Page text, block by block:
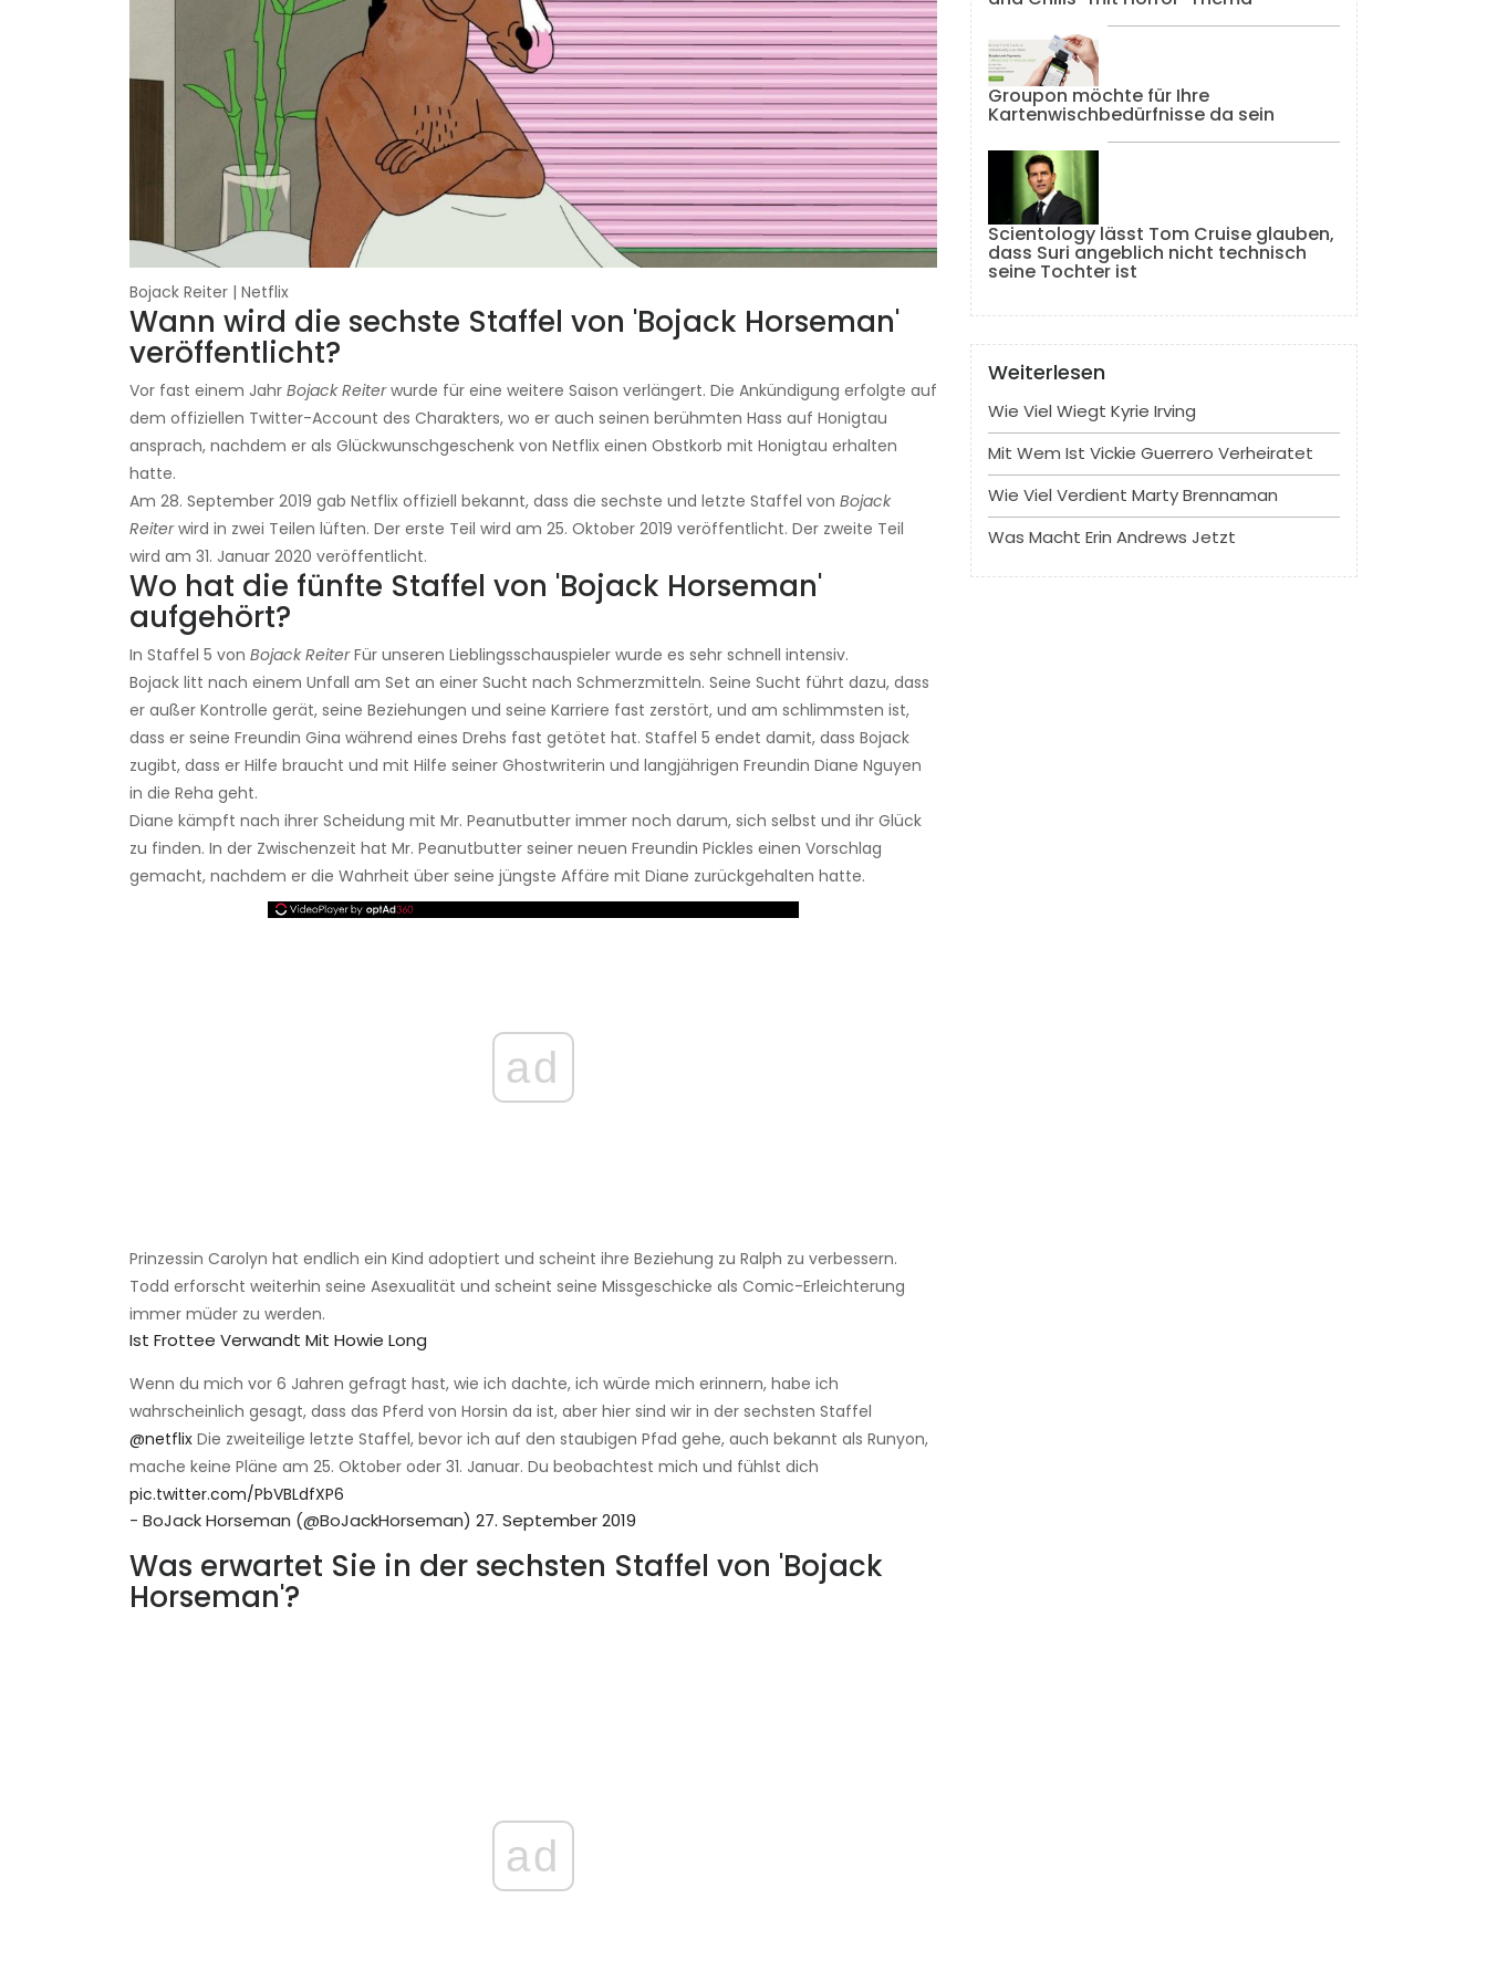
Bojack Reiter | Netflix
Wann wird die sechste Staffel von 'Bojack Horseman'
veröffentlicht?
Vor fast einem Jahr Bojack Reiterwurde für eine weitere Saison verlängert. Die Ankündigung erfolgte auf
dem offiziellen Twitter-Account des Charakters, wo er auch seinen berühmten Hass auf Honigtau
ansprach, nachdem er als Glückwunschgeschenk von Netflix einen Obstkorb mit Honigtau erhalten
hatte.
Am 28. September 2019 gab Netflix offiziell bekannt, dass die sechste und letzte Staffel von Bojack
Reiterwird in zwei Teilen lüften. Der erste Teil wird am 25. Oktober 2019 veröffentlicht. Der zweite Teil
wird am 31. Januar 2020 veröffentlicht.
Wo hat die fünfte Staffel von 'Bojack Horseman'
aufgehört?
In Staffel 5 von Bojack ReiterFür unseren Lieblingsschauspieler wurde es sehr schnell intensiv.
Bojack litt nach einem Unfall am Set an einer Sucht nach Schmerzmitteln. Seine Sucht führt dazu, dass
er außer Kontrolle gerät, seine Beziehungen und seine Karriere fast zerstört, und am schlimmsten ist,
dass er seine Freundin Gina während eines Drehs fast getötet hat. Staffel 5 endet damit, dass Bojack
zugibt, dass er Hilfe braucht und mit Hilfe seiner Ghostwriterin und langjährigen Freundin Diane Nguyen
in die Reha geht.
Diane kämpft nach ihrer Scheidung mit Mr. Peanutbutter immer noch darum, sich selbst und ihr Glück
zu finden. In der Zwischenzeit hat Mr. Peanutbutter seiner neuen Freundin Pickles einen Vorschlag
gemacht, nachdem er die Wahrheit über seine jüngste Affäre mit Diane zurückgehalten hatte.
ad
Prinzessin Carolyn hat endlich ein Kind adoptiert und scheint ihre Beziehung zu Ralph zu verbessern.
Todd erforscht weiterhin seine Asexualität und scheint seine Missgeschicke als Comic-Erleichterung
immer müder zu werden.
Ist Frottee Verwandt Mit Howie Long
Wenn du mich vor 6 Jahren gefragt hast, wie ich dachte, ich würde mich erinnern, habe ich
wahrscheinlich gesagt, dass das Pferd von Horsin da ist, aber hier sind wir in der sechsten Staffel
@netflix Die zweiteilige letzte Staffel, bevor ich auf den staubigen Pfad gehe, auch bekannt als Runyon,
mache keine Pläne am 25. Oktober oder 31. Januar. Du beobachtest mich und fühlst dich
pic.twitter.com/PbVBLdfXP6
- BoJack Horseman (@BoJackHorseman) 27. September 2019
Was erwartet Sie in der sechsten Staffel von 'Bojack
Horseman'?
ad
Groupon möchte für Ihre
Kartenwischbedürfnisse da sein
Scientology lässt Tom Cruise glauben,
dass Suri angeblich nicht technisch
seine Tochter ist
Weiterlesen
Wie Viel Wiegt Kyrie Irving
Mit Wem Ist Vickie Guerrero Verheiratet
Wie Viel Verdient Marty Brennaman
Was Macht Erin Andrews Jetzt